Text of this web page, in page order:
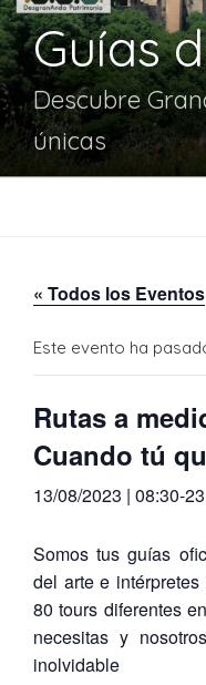
Guías
Descubre
únicas
« Todos los Eventos
Este evento ha
Rutas a
Cuando tú
13/08/2023 | 08:30-
Somos tus guías
del arte e
80 tours diferentes
necesitas y
inolvidable